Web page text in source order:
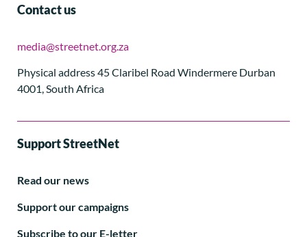
Contact us
media@streetnet.org.za
Physical address 45 Claribel Road Windermere Durban
4001, South Africa
Support StreetNet
Read our news
Support our campaigns
Subscribe to our E-letter